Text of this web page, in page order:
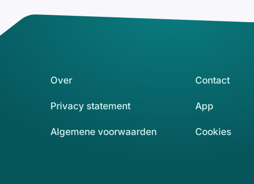
Over Contact
Privacy statement App
Algemene voorwaarden Cookies